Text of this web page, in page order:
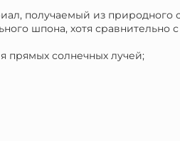
получаемый из
шпона, хотя сравнительно
прямых солнечных лучей;